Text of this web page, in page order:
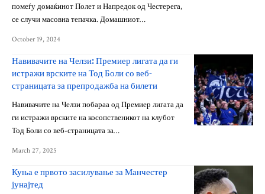
помеѓу домаќинот Полет и Напредок од Честерега,
се случи масовна тепачка. Домашниот…
October 19, 2024
Навивачите на Челзи: Премиер лигата да ги
истражи врските на Тод Боли со веб-
страницата за препродажба на билети
Навивачите на Челзи побараа од Премиер лигата да
ги истражи врските на косопственикот на клубот
Тод Боли со веб-страницата за…
March 27, 2025
Куња е првото засилување за Манчестер
јунајтед